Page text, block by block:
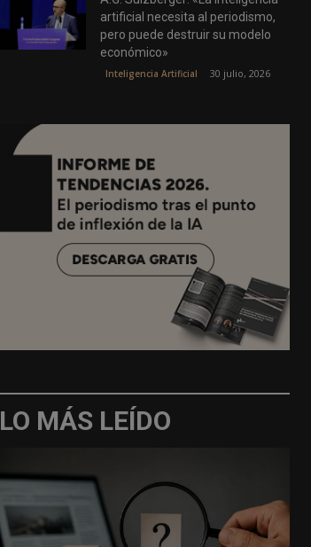
artificial necesita al periodismo,
pero puede destruir su modelo
económico»
Inteligencia Artificial 30 julio, 2026
LO MÁS LEÍDO